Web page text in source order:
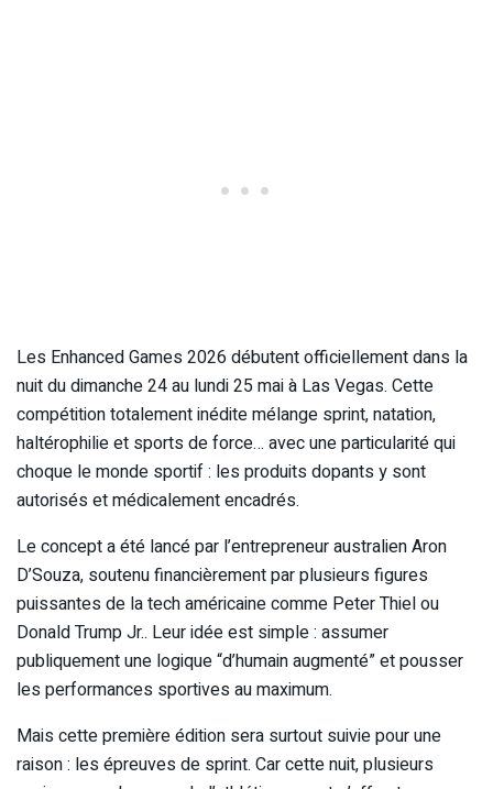
Les Enhanced Games 2026 débutent officiellement dans la
nuit du dimanche 24 au lundi 25 mai à Las Vegas. Cette
compétition totalement inédite mélange sprint, natation,
haltérophilie et sports de force… avec une particularité qui
choque le monde sportif : les produits dopants y sont
autorisés et médicalement encadrés.
Le concept a été lancé par l’entrepreneur australien Aron
D’Souza, soutenu financièrement par plusieurs figures
puissantes de la tech américaine comme Peter Thiel ou
Donald Trump Jr.. Leur idée est simple : assumer
publiquement une logique “d’humain augmenté” et pousser
les performances sportives au maximum.
Mais cette première édition sera surtout suivie pour une
raison : les épreuves de sprint. Car cette nuit, plusieurs